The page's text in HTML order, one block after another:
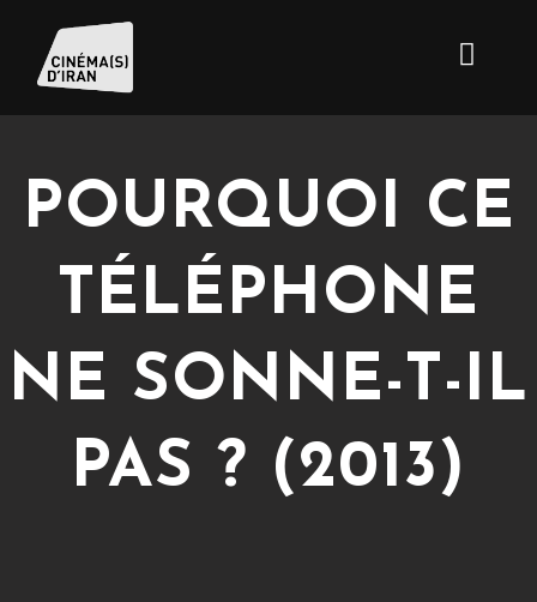
POURQUOI CE
TÉLÉPHONE
NE SONNE-T-IL
PAS ? (2013)